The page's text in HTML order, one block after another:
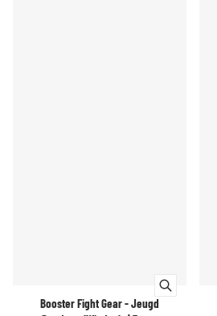
Booster Fight Gear - Jeugd